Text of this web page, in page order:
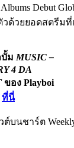
Debut
ด้วยยอดสตรีม
ม MUSIC –
4 DA
ของ Playboi
ที่นี่
ต์บนชาร์ต